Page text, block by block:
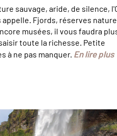
sauvage, aride, de silence,
appelle. Fjords, réserves
musées, il vous faudra
toute la richesse. Petite
à ne pas manquer. En lire plus